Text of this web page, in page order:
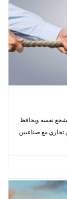
يشجع نفسه ويحافظ
تجاري مع صناعيين